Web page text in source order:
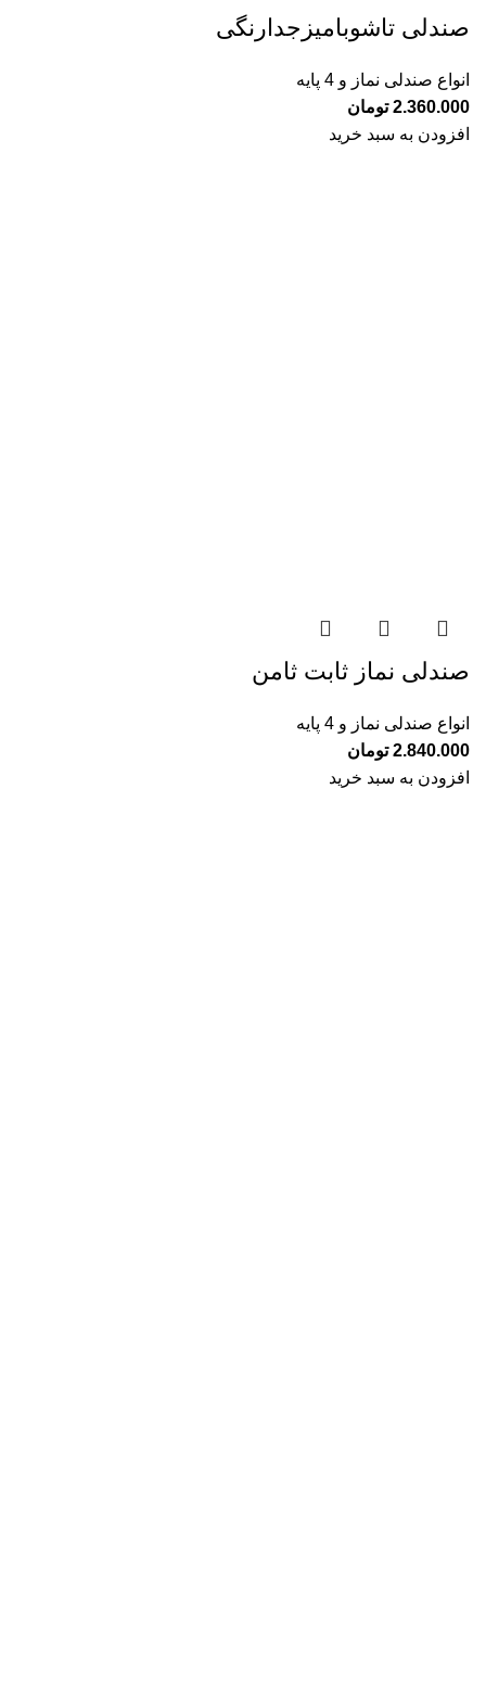
صندلی تاشوبامیزجدارنگی
انواع صندلی نماز و 4 پایه
2.360.000 تومان
افزودن به سبد خرید
صندلی نماز ثابت ثامن
انواع صندلی نماز و 4 پایه
2.840.000 تومان
افزودن به سبد خرید